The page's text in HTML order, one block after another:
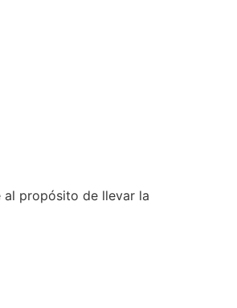
al propósito de llevar la